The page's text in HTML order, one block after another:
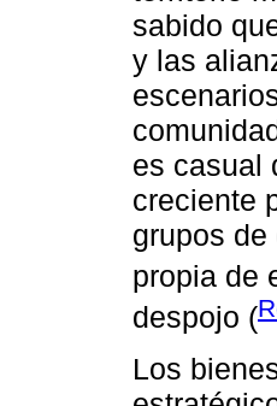
sabido
y las
es casual
creciente
grupos
propia de
despojo (
Los